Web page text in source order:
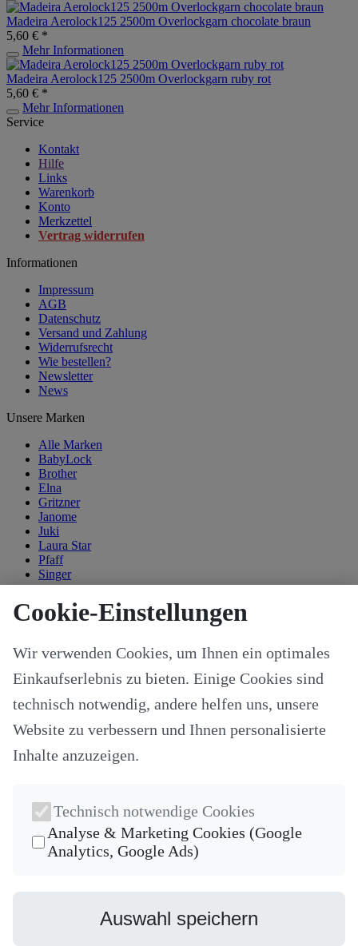
Madeira Aerolock125 2500m Overlockgarn chocolate braun
5,60 € *
Mehr Informationen
Madeira Aerolock125 2500m Overlockgarn ruby rot
5,60 € *
Mehr Informationen
Service
Kontakt
Hilfe
Links
Warenkorb
Konto
Merkzettel
Vertrag widerrufen
Informationen
Impressum
AGB
Datenschutz
Versand und Zahlung
Widerrufsrecht
Wie bestellen?
Newsletter
News
Unsere Marken
Alle Marken
BabyLock
Brother
Elna
Gritzner
Janome
Juki
Laura Star
Pfaff
Singer
Kategorien
Nähzubehör
Ersatzteile
Stricken und Häkeln
Schneideplotter und Zubehör
Sticksoftware
Unsere Hersteller
Newsletter
Die neuesten Produkte und die besten Angebote per E-Mail, damit
Ihr nichts mehr verpasst.
Cookie-Einstellungen
Wir verwenden Cookies, um Ihnen ein optimales
Einkaufserlebnis zu bieten. Einige Cookies sind
technisch notwendig, andere helfen uns, unsere
Website zu verbessern und Ihnen personalisierte
Inhalte anzuzeigen.
Technisch notwendige Cookies
Analyse & Marketing Cookies (Google
Analytics, Google Ads)
Auswahl speichern